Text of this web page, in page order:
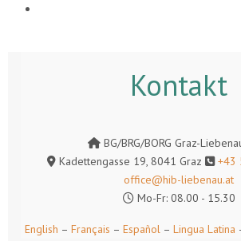
Kontakt
BG/BRG/BORG Graz-
Kadettengasse 19, 8041 Graz
+43
office@hib-liebenau.at
Mo-Fr: 08.00 - 15.30
English – Français – Español– Lingua Latina